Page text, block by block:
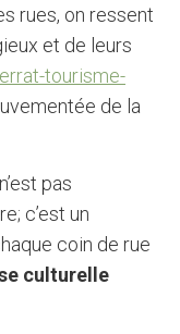
rues, on ressent
et de leurs
tourisme-
de la
pas
c’est un
coin de rue
culturelle